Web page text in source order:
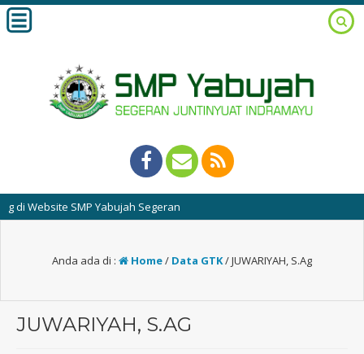
SMP Yabujah Segeran
Anda ada di : Home/ Data GTK/JUWARIYAH, S.Ag
JUWARIYAH, S.AG